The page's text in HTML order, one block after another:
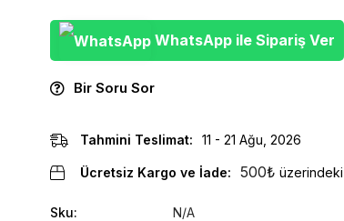
WhatsApp ile Sipariş Ver
Bir Soru Sor
Tahmini Teslimat: 11 - 21 Ağu, 2026
Ücretsiz Kargo ve İade: 500₺
Sku: N/A